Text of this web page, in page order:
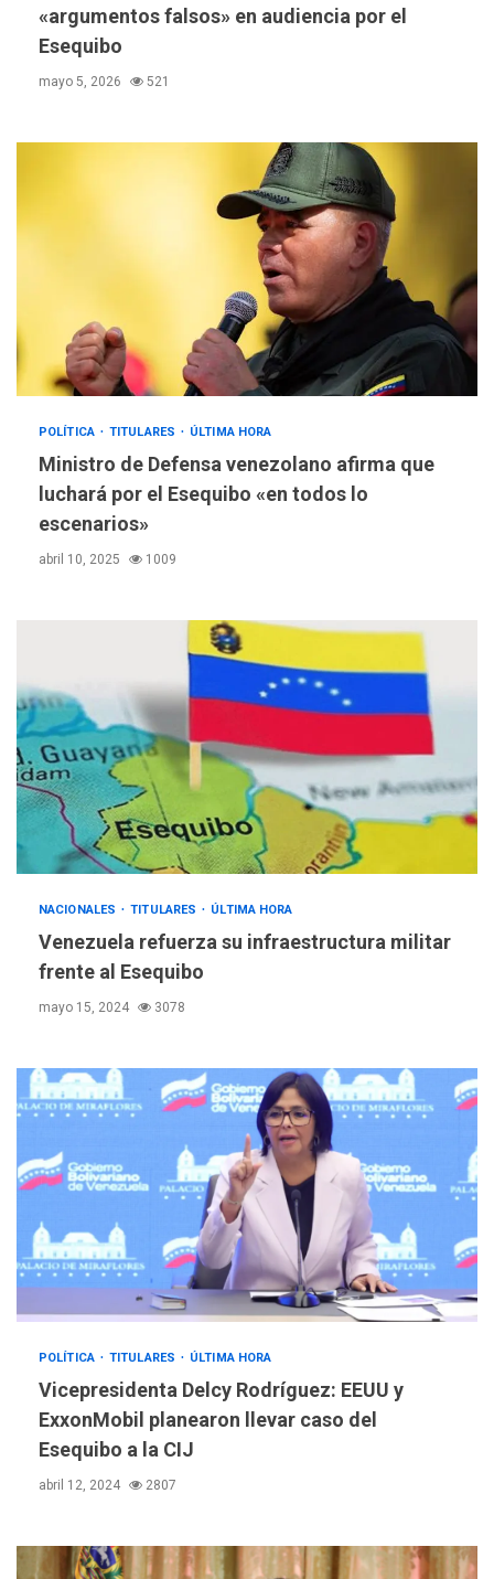
«argumentos falsos» en audiencia por el
Esequibo
mayo 5, 2026 521
POLÍTICA TITULARES ÚLTIMA HORA
Ministro de Defensa venezolano afirma que
luchará por el Esequibo «en todos lo
escenarios»
abril 10, 2025 1009
NACIONALES TITULARES ÚLTIMA HORA
Venezuela refuerza su infraestructura militar
frente al Esequibo
mayo 15, 2024 3078
POLÍTICA TITULARES ÚLTIMA HORA
Vicepresidenta Delcy Rodríguez: EEUU y
ExxonMobil planearon llevar caso del
Esequibo a la CIJ
abril 12, 2024 2807